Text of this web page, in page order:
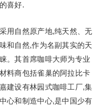
喜好.
用自然原产地,纯天然、无
和自然,作为名副其实的天
。其首席咖啡大师为专业
料商包括雀巢的阿拉比卡
建设有林园式咖啡工厂,集
心和制造中心,是中国少有